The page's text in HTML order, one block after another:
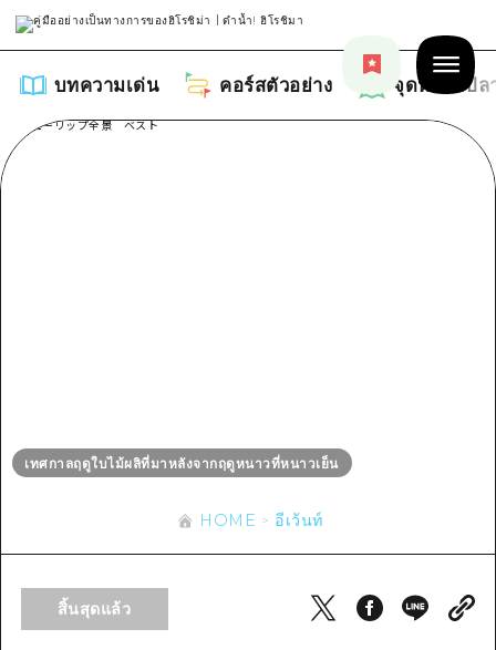
บทความเด่น คอร์สตัวอย่าง จุดหมายปล
การปั่นจักรยาน
ฮิโรชิม่า โมชิ โมชิ ทราเวล
บริเวณรอบเมืองฮิโรชิม่า
อากิ
บิงโก
บริเวณรอบเมืองฮิโรชิม่า
อากิ
อีเว้นท์
ข้อมูลตามฤดูกาล
รายการ
HOME
HOME อีเว้นท์
สิ้นสุดแล้ว
เทศกาลฤดูใบไม้ผลิที่มาหลังจากฤดูหนาวที่หนาวเย็น